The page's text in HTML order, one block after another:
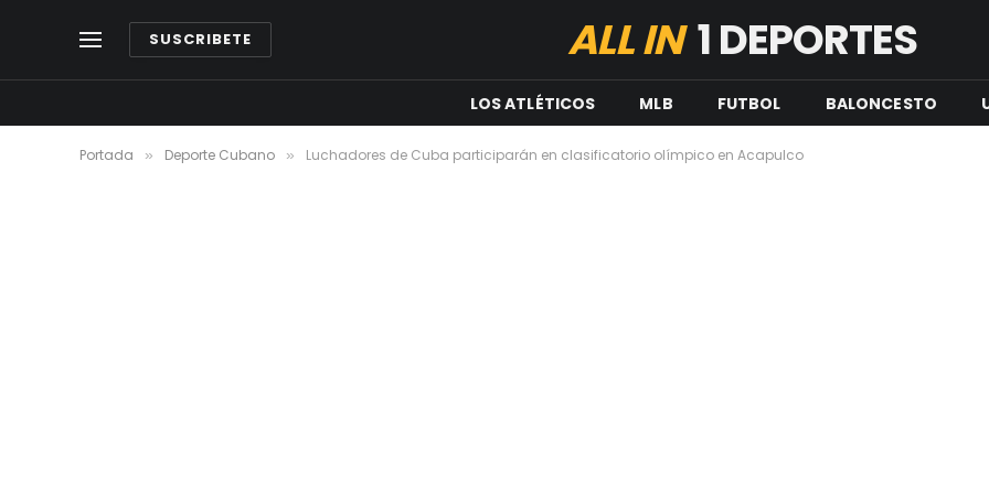
SUSCRIBETE ALL IN1 DEPORTES
LOS ATLÉTICOS MLB FUTBOL BALONCESTO
Portada » Deporte Cubano » Luchadores de Cuba participarán en clasificatorio olímpico en Acapulco